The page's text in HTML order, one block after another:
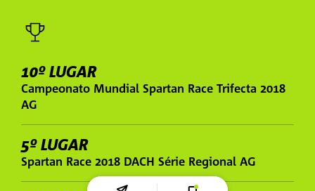
10º LUGAR
Campeonato Mundial Spartan Race Trifecta 2018
AG
5º LUGAR
Spartan Race 2018 DACH Série Regional AG